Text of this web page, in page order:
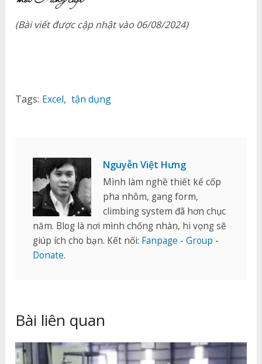
(Bài viết được cập nhật vào 06/08/2024)
Tags: Excel, tận dụng
Nguyễn Việt Hưng
Mình làm nghề thiết kế cốp
pha nhôm, gang form,
climbing system đã hơn chục
năm. Blog là nơi mình chống nhàn, hi vọng sẽ
giúp ích cho bạn. Kết nối: Fanpage -Group -
Donate.
Bài liên quan